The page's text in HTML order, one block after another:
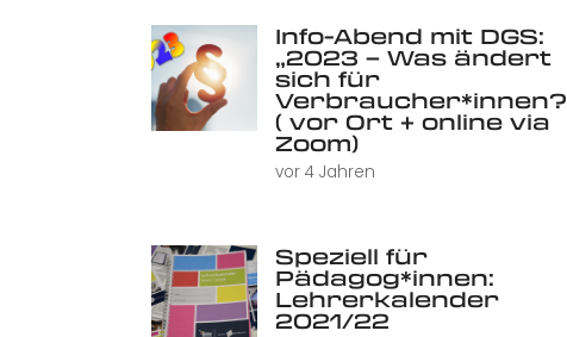
Info-Abend mit DGS:
„2023 – Was ändert
sich für
( vor Ort + online via
Zoom)
vor 4 Jahren
Speziell für
Pädagog*innen:
Lehrerkalender
2021/22